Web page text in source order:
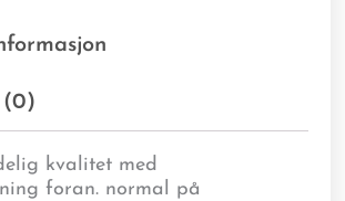
(0)
kvalitet med
foran. normal på